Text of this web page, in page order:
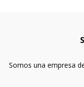
Somos una empresa